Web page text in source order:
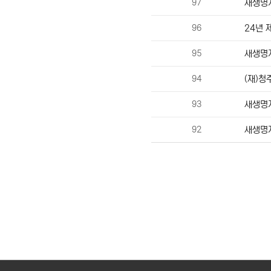
97 새생명
96 24년
95 새생명
94 (재)청
93 새생명
92 새생명